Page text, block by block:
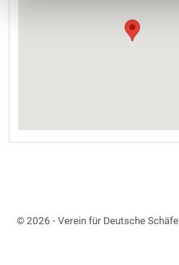
© 2026 - Verein für Deutsche